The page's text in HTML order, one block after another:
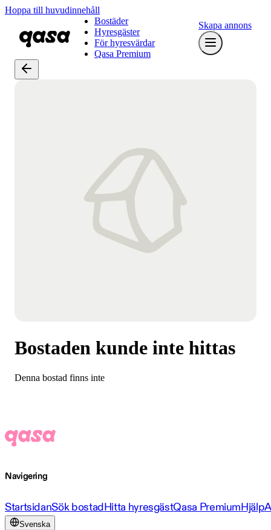
Hoppa till huvudinnehåll
Bostäder
Hyresgäster
För hyresvärdar
Qasa Premium
Skapa annons
Bostaden kunde inte hittas
Denna bostad finns inte
Navigering
StartsidanSök bostadHitta hyresgästQasa PremiumHjälp
Svenska